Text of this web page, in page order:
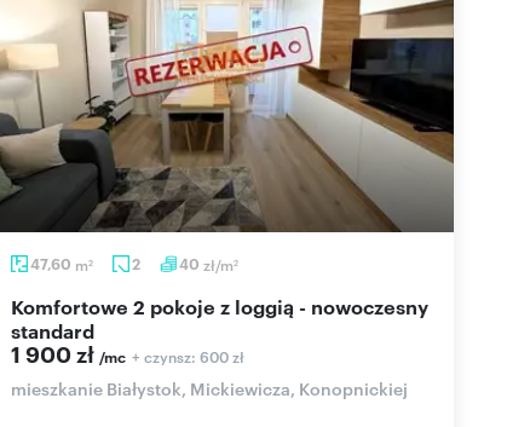
47,60 m2 2 40 zł/m2
Komfortowe 2 pokoje z loggią - nowoczesny
standard
1 900 zł /mc + czynsz: 600 zł
mieszkanie Białystok, Mickiewicza, Konopnickiej